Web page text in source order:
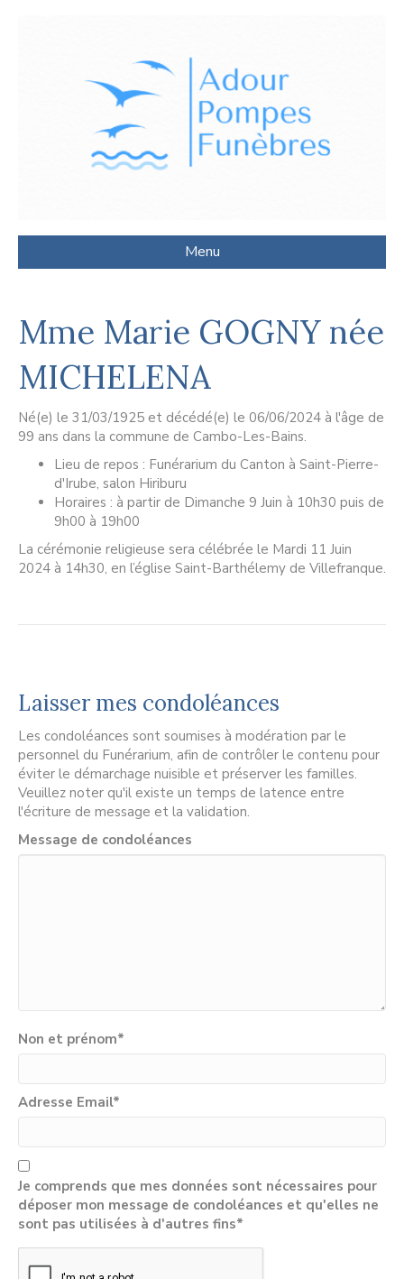
Menu
Mme Marie GOGNY née
MICHELENA
Né(e) le 31/03/1925 et décédé(e) le 06/06/2024 à l'âge de
99 ans dans la commune de Cambo-Les-Bains.
Lieu de repos : Funérarium du Canton à Saint-Pierre-
d'Irube, salon Hiriburu
Horaires : à partir de Dimanche 9 Juin à 10h30 puis de
9h00 à 19h00
La cérémonie religieuse sera célébrée le Mardi 11 Juin
2024 à 14h30, en l’église Saint-Barthélemy de Villefranque.
Laisser mes condoléances
Les condoléances sont soumises à modération par le
personnel du Funérarium, afin de contrôler le contenu pour
éviter le démarchage nuisible et préserver les familles.
Veuillez noter qu'il existe un temps de latence entre
l'écriture de message et la validation.
Message de condoléances
Non et prénom*
Adresse Email*
Je comprends que mes données sont nécessaires pour
déposer mon message de condoléances et qu'elles ne
sont pas utilisées à d'autres fins*